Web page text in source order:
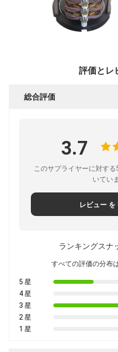
評価とレ
総合評価
3.7
このサプライヤーに対す
いてい
レビュー を
ランキングスナ
すべての評価の分布
5 星
4 星
3 星
2 星
1 星